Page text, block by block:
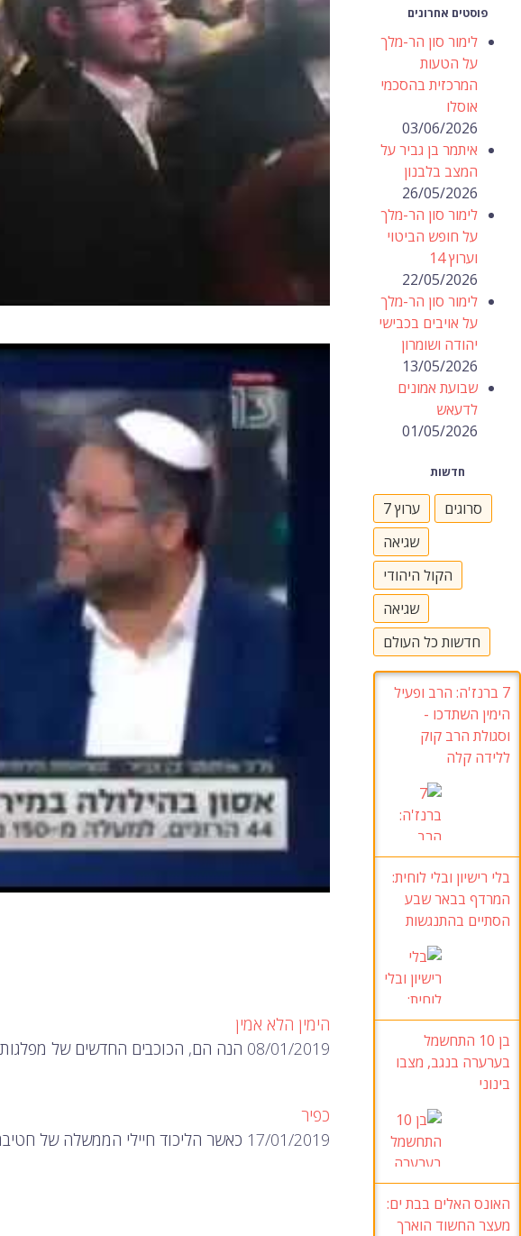
הימין הלא אמין
08/01/2019 הנה הם, הכוכבים החדשים של מפלגות "הימין" החדשות של בנט ופייגלין.
כפיר
17/01/2019 כאשר הליכוד חיילי הממשלה של חטיבת כפיר בכלא לא טיפול עדין מספיק…
פוסטים אחרונים
לימור סון הר-מלך
על הטעות
המרכזית בהסכמי
אוסלו
03/06/2026
איתמר בן גביר על
המצב בלבנון
26/05/2026
לימור סון הר-מלך
על חופש הביטוי
וערוץ 14
22/05/2026
לימור סון הר-מלך
על אויבים בכבישי
יהודה ושומרון
13/05/2026
שבועת אמונים
לדעאש
01/05/2026
חדשות
ערוץ 7
סרוגים
שגיאה
הקול היהודי
שגיאה
חדשות כל העולם
7 ברנז'ה: הרב ופעיל
הימין השתדכו -
וסגולת הרב קוק
ללידה קלה
בלי רישיון ובלי לוחית:
המרדף בבאר שבע
הסתיים בהתנגשות
בן 10
התחשמל
בערערה בנגב, מצבו
בינוני
האונס האלים בבת ים:
מעצר החשוד הוארך